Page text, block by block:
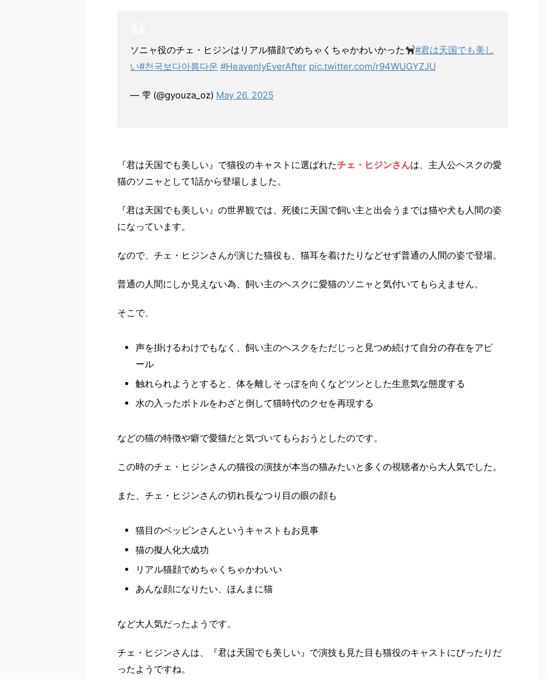
ソニャ役のチェ・ヒジンはリアル猫顔でめちゃくちゃかわいかった
#君は天国でも美し
い#천국보다아름다운 #HeavenlyEverAfter pic.twitter.com/r94WUGYZJU
— 雫 (@gyouza_oz) May 26, 2025
『君は天国でも美しい』で猫役のキャストに選ばれたチェ・ヒジンさんは、主人公ヘスクの愛
猫のソニャとして1話から登場しました。
『君は天国でも美しい』の世界観では、死後に天国で飼い主と出会うまでは猫や犬も人間の姿
になっています。
なので、チェ・ヒジンさんが演じた猫役も、猫耳を着けたりなどせず普通の人間の姿で登場。
普通の人間にしか見えない為、飼い主のヘスクに愛猫のソニャと気付いてもらえません。
そこで、
声を掛けるわけでもなく、飼い主のヘスクをただじっと見つめ続けて自分の存在をアピ
ール
触れられようとすると、体を離しそっぽを向くなどツンとした生意気な態度する
水の入ったボトルをわざと倒して猫時代のクセを再現する
などの猫の特徴や癖で愛猫だと気づいてもらおうとしたのです。
この時のチェ・ヒジンさんの猫役の演技が本当の猫みたいと多くの視聴者から大人気でした。
また、チェ・ヒジンさんの切れ長なつり目の眼の顔も
猫目のベッピンさんというキャストもお見事
猫の擬人化大成功
リアル猫顔でめちゃくちゃかわいい
あんな顔になりたい、ほんまに猫
など大人気だったようです。
チェ・ヒジンさんは、『君は天国でも美しい』で演技も見た目も猫役のキャストにぴったりだ
ったようですね。